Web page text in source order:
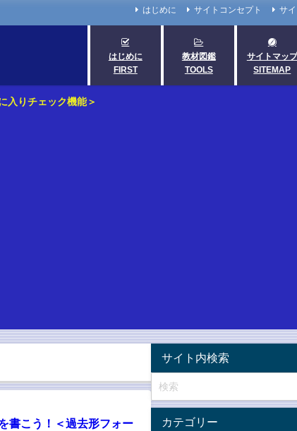
はじめに サイトコンセプト サ
はじめに
FIRST
教材図鑑
TOOLS
サイトマップ
SITEMAP
入りチェック機能＞
書こう！＜過去形フォー
サイト内検索
カテゴリー